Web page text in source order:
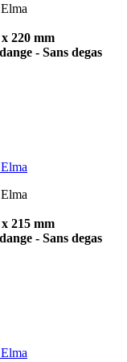
220 mm
- Sans degas
215 mm
- Sans degas